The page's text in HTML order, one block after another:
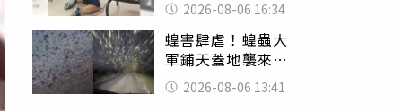
暴力男」離譜紀錄
曝光
2026-08-06 16:34
蝗害肆虐！蝗蟲大
軍鋪天蓋地襲來宛
如末日 網驚：聖
經十災
2026-08-06 13:41